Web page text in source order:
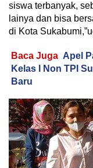
siswa terbanyak,
lainya dan bisa
di Kota
Baca Juga Apel
Kelas I Non TPI
Baru